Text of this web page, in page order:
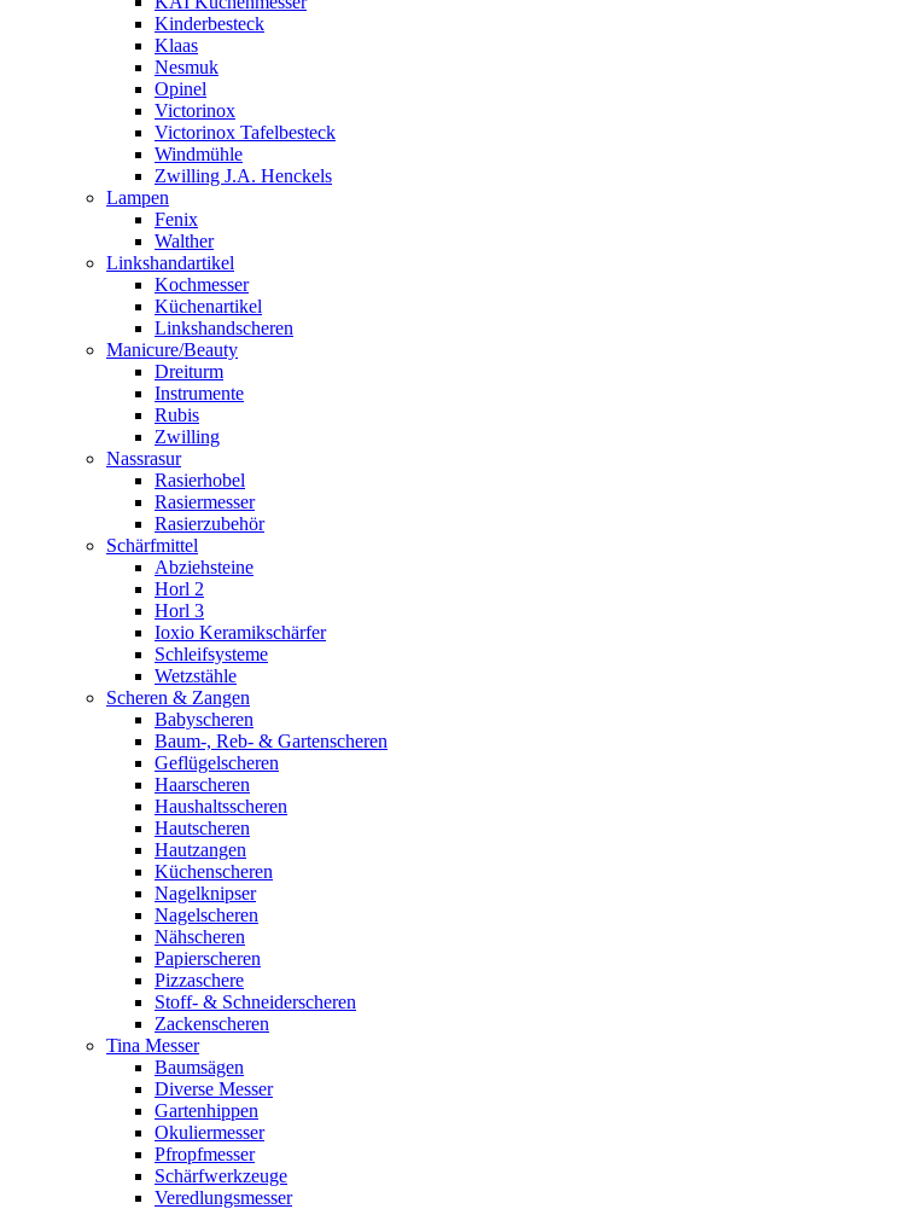
Kinderbesteck
Klaas
Nesmuk
Opinel
Victorinox
Victorinox Tafelbesteck
Windmühle
Zwilling J.A. Henckels
Lampen
Fenix
Walther
Linkshandartikel
Kochmesser
Küchenartikel
Linkshandscheren
Manicure/Beauty
Dreiturm
Instrumente
Rubis
Zwilling
Nassrasur
Rasierhobel
Rasiermesser
Rasierzubehör
Schärfmittel
Abziehsteine
Horl 2
Horl 3
Ioxio Keramikschärfer
Schleifsysteme
Wetzstähle
Scheren & Zangen
Babyscheren
Baum-, Reb- & Gartenscheren
Geflügelscheren
Haarscheren
Haushaltsscheren
Hautscheren
Hautzangen
Küchenscheren
Nagelknipser
Nagelscheren
Nähscheren
Papierscheren
Pizzaschere
Stoff- & Schneiderscheren
Zackenscheren
Tina Messer
Baumsägen
Diverse Messer
Gartenhippen
Okuliermesser
Pfropfmesser
Schärfwerkzeuge
Veredlungsmesser